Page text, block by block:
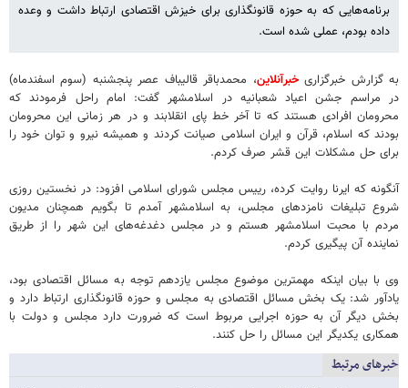
برنامه‌هایی که به حوزه قانونگذاری برای خیزش اقتصادی ارتباط داشت و وعده
داده بودم، عملی شده است.
به گزارش خبرگزاریخبرآنلاین، محمدباقر قالیباف عصر پنجشنبه (سوم اسفندماه)
در مراسم جشن اعیاد شعبانیه در اسلامشهر گفت: امام راحل فرمودند که
محرومان افرادی هستند که تا آخر خط پای انقلابند و در هر زمانی این محرومان
بودند که اسلام، قرآن و ایران اسلامی صیانت کردند و همیشه نیرو و توان خود را
برای حل مشکلات این قشر صرف کردم.
آنگونه که ایرنا روایت کرده، رییس مجلس شورای اسلامی افزود: در نخستین روزی
شروع تبلیغات نامزدهای مجلس، به اسلامشهر آمدم تا بگویم همچنان مدیون
مردم با محبت اسلامشهر هستم و در مجلس دغدغه‌های این شهر را از طریق
نماینده آن پیگیری کردم.
وی با بیان اینکه مهمترین موضوع مجلس یازدهم توجه به مسائل اقتصادی بود،
یادآور شد: یک بخش مسائل اقتصادی به مجلس و حوزه قانونگذاری ارتباط دارد و
بخش دیگر آن به حوزه اجرایی مربوط است که ضرورت دارد مجلس و دولت با
همکاری یکدیگر این مسائل را حل کنند.
خبرهای مرتبط